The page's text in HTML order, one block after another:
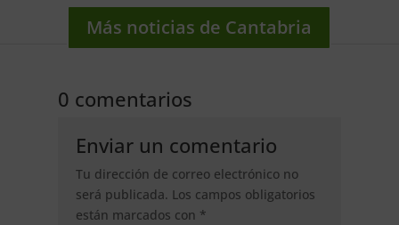
Más noticias de Cantabria
0 comentarios
Enviar un comentario
Tu dirección de correo electrónico no
será publicada. Los campos obligatorios
están marcados con *